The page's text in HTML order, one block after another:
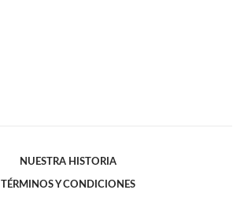
NUESTRA HISTORIA
TÉRMINOS Y CONDICIONES